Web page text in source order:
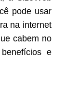
pode usar
na internet
cabem no
e